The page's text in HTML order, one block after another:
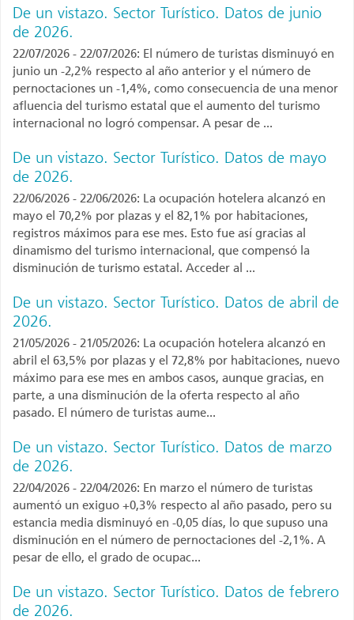
De un vistazo. Sector Turístico. Datos de junio
de 2026.
22/07/2026 - 22/07/2026: El número de turistas disminuyó en
junio un -2,2% respecto al año anterior y el número de
pernoctaciones un -1,4%, como consecuencia de una menor
afluencia del turismo estatal que el aumento del turismo
internacional no logró compensar. A pesar de ...
De un vistazo. Sector Turístico. Datos de mayo
de 2026.
22/06/2026 - 22/06/2026: La ocupación hotelera alcanzó en
mayo el 70,2% por plazas y el 82,1% por habitaciones,
registros máximos para ese mes. Esto fue así gracias al
dinamismo del turismo internacional, que compensó la
disminución de turismo estatal. Acceder al ...
De un vistazo. Sector Turístico. Datos de abril de
2026.
21/05/2026 - 21/05/2026: La ocupación hotelera alcanzó en
abril el 63,5% por plazas y el 72,8% por habitaciones, nuevo
máximo para ese mes en ambos casos, aunque gracias, en
parte, a una disminución de la oferta respecto al año
pasado. El número de turistas aume...
De un vistazo. Sector Turístico. Datos de marzo
de 2026.
22/04/2026 - 22/04/2026: En marzo el número de turistas
aumentó un exiguo +0,3% respecto al año pasado, pero su
estancia media disminuyó en -0,05 días, lo que supuso una
disminución en el número de pernoctaciones del -2,1%. A
pesar de ello, el grado de ocupac...
De un vistazo. Sector Turístico. Datos de febrero
de 2026.